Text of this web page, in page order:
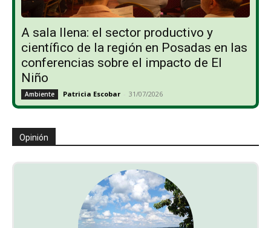
A sala llena: el sector productivo y
científico de la región en Posadas en las
conferencias sobre el impacto de El
Niño
Ambiente Patricia Escobar - 31/07/2026
Opinión